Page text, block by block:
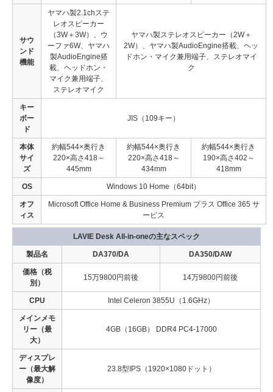
サウ
ンド
機能
ヤマハ製2.1chステ
レオスピーカー
（3W＋3W）、ウ
ーファ6W、ヤマハ
製AudioEngine搭
載、ヘッドホン・
マイク兼用端子、
ステレオマイク
ヤマハ製ステレオスピーカー（2W＋
2W）、ヤマハ製AudioEngine搭載、ヘッ
ドホン・マイク兼用端子、ステレオマイ
ク
キー
ボー
ド
JIS（109キー）
本体
サイ
ズ
約幅544×奥行き
220×高さ418～
445mm
約幅544×奥行き
220×高さ418～
434mm
約幅544×奥行き
190×高さ402～
418mm
OS Windows 10 Home（64bit）
オフ
ィス
Microsoft Office Home & Business Premium プラス Office 365 サ
ービス
LAVIE Desk All-in-oneの主なスペック
製品名 DA370/DA DA350/DAW
価格（税
別）
15万9800円前後 14万9800円前後
CPU Intel Celeron 3855U（1.6GHz）
メインメモ
リー（最
大）
4GB（16GB） DDR4 PC4-17000
ディスプレ
ー（最大解
像度）
23.8型IPS（1920×1080ドット）